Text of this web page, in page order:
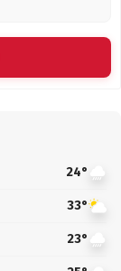
24°
33°
23°